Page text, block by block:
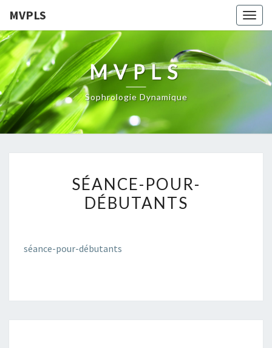
MVPLS
MVPLS
Sophrologie Dynamique
POUR-
DÉBUTANTS
SÉANCE-POUR-
DÉBUTANTS
séance-pour-débutants